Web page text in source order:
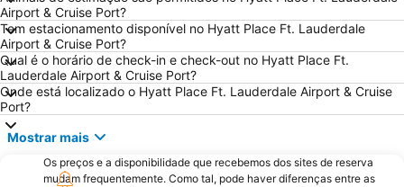
Collins Avenue
Miami Beach Visitor Center
Bal Harbour Shops
Miami Beach Convention Center
Miami Beach Gay Pride
FORT LAUDERDALE INTERNATIONAL BOAT SHOW
Bairro Art Deco
Conservatorio musicale Lynn University
Hard Rock Cafe Miami
Ultra Music Festival
SoBe Unique
The Rock Boat
Airport & Cruise Port?
Tem estacionamento disponível no Hyatt Place Ft. Lauderdale
Airport & Cruise Port?
Qual é o horário de check-in e check-out no Hyatt Place Ft.
Lauderdale Airport & Cruise Port?
Onde está localizado o Hyatt Place Ft. Lauderdale Airport & Cruise
Port?
Mostrar mais
Os preços e a disponibilidade que recebemos dos sites de reserva
mudam frequentemente. Como tal, pode haver diferenças entre as